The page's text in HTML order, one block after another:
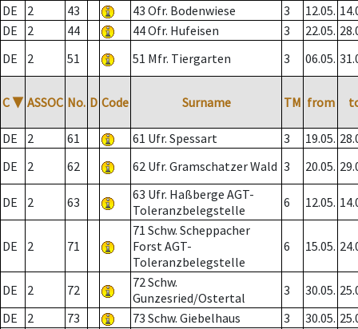
DE
2 43 43 Ofr. Bodenwiese 3 12.05.
DE
2 44 44 Ofr. Hufeisen 3 22.05.
DE
2 51 51 Mfr. Tiergarten 3 06.05.
C ▼ ASSOC No. D Code Surname TM from
DE 2 61 61 Ufr. Spessart 3 19.05.
DE
2 62 62 Ufr. Gramschatzer Wald 3 20.05.
DE 2 63
63 Ufr. Haßberge AGT-
Toleranzbelegstelle
6 12.05.
DE 2 71
71 Schw. Scheppacher
Forst AGT-
Toleranzbelegstelle
6 15.05.
DE 2 72
72 Schw.
Gunzesried/Ostertal
3 30.05.
DE
2 73 73 Schw. Giebelhaus 3 30.05.